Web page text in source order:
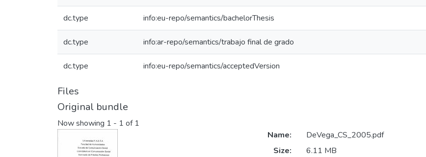
dc.type info:eu-repo/semantics/bachelorThesis
dc.type info:ar-repo/semantics/trabajo final de grado
dc.type info:eu-repo/semantics/acceptedVersion
Files
Original bundle
Now showing 1 - 1 of 1
Name:
DeVega_CS_2005.pdf
Size:
6.11 MB